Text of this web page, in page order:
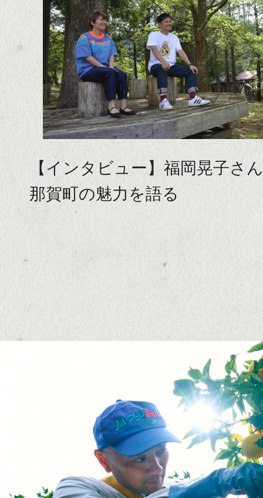
【インタビュー】福岡晃子さ
那賀町の魅力を語る